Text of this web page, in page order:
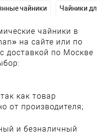
чайники Чайники для
чайники в
на сайте или по
доставкой по Москве
как товар
от производителя;
и безналичный